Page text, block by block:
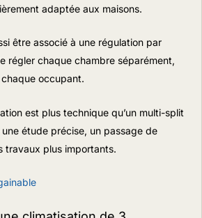
adaptée aux maisons.
être associé à une régulation par
régler chaque chambre séparément,
occupant.
est plus technique qu’un multi-split
une étude précise, un passage de
travaux plus importants.